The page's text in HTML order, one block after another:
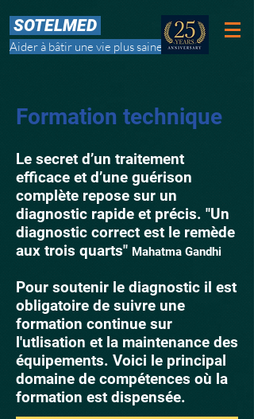
SOTELMED
Aider à bâtir une vie plus saine
Formation technique
Le secret d’un traitement
efficace et d’une guérison
complète repose sur un
diagnostic rapide et précis. "Un
diagnostic correct est le remède
aux trois quarts" Mahatma Gandhi
Pour soutenir le diagnostic il est
obligatoire de suivre une
formation continue sur
l'utlisation et la maintenance des
équipements. Voici le principal
domaine de compétences où la
formation est dispensée.